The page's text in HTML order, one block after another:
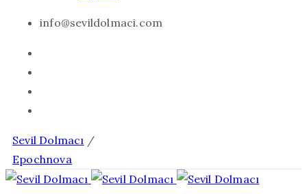
info@sevildolmaci.com
Sevil Dolmacı /
Epochnova